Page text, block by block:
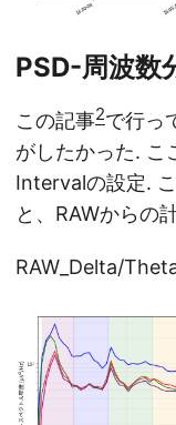
PSD-周波数
この記事2で行っ
がしたかった. こ
Intervalの設定.
と、RAWからの
RAW_Delta/